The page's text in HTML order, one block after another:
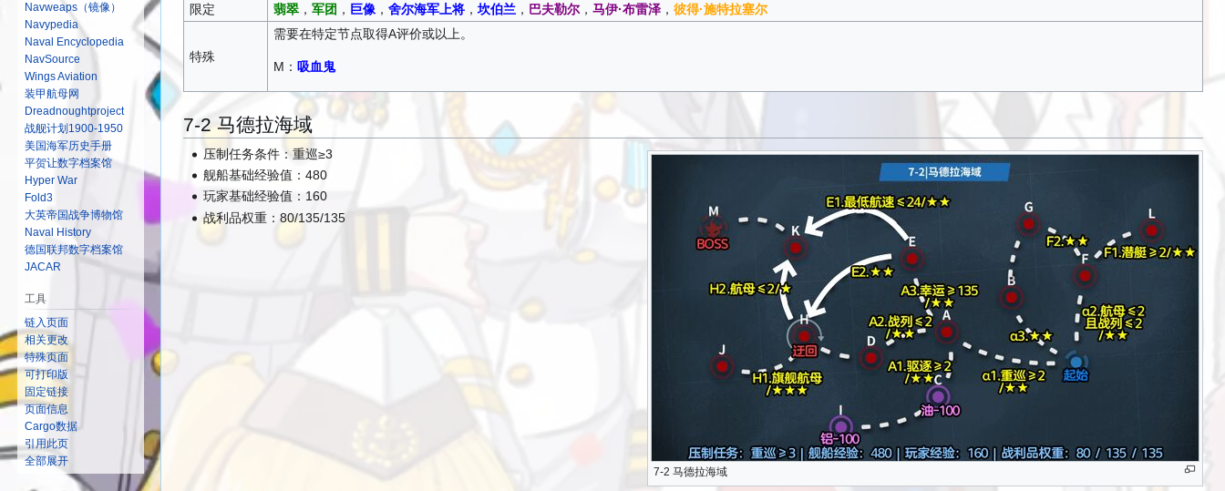
限定
翡翠， 军团 ， 巨像， 舍尔海军上将，坎伯兰， 巴夫勒尔， 马伊·布雷泽， 彼得·施特拉塞尔
特殊
需要在特定节点取得A评价或以上。
M： 吸血鬼
7-2 马德拉海域
7-2 马德拉海域
压制任务条件：重巡≥3
舰船基础经验值：480
玩家基础经验值：160
战利品权重：80/135/135
Navweaps（镜像）
Navypedia
Naval Encyclopedia
NavSource
Wings Aviation
装甲航母网
Dreadnoughtproject
战舰计划1900-1950
美国海军历史手册
平贺让数字档案馆
Hyper War
Fold3
大英帝国战争博物馆
Naval History
德国联邦数字档案馆
JACAR
工具
链入页面
相关更改
特殊页面
可打印版
固定链接
页面信息
Cargo数据
引用此页
全部展开